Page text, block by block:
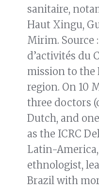
sanitaire,
Haut Xingu,
Mirim. Source
d’activités du
mission to the
region. On 10
three doctors
Dutch, and
as the ICRC
Latin-
ethnologist,
Brazil with